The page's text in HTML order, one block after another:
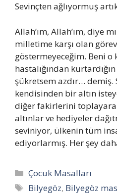
Sevinçten ağlıyormuş
Allah’ım, Allah’ım, diye
milletime karşı olan
göstermeyeceğim. Beni o
hastalığından
şükretsem azdır… demiş.
kendisinden bir altın
diğer fakirlerini
altınlar ve hediyeler
seviniyor, ülkenin tüm
ediyorlarmış. Her şey
Kategoriler
Çocuk Masalları
Etiketler
Bilyegöz, Bilyegöz